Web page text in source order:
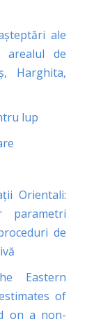
ale
arealul de
Harghita,
lup
Orientali:
parametri
de
Eastern
of
on a non-